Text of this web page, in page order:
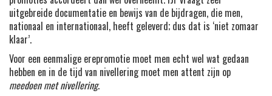
uitgebreide documentatie en bewijs van de bijdragen, die men,
nationaal en internationaal, heeft geleverd; dus dat is ‘niet zomaar
klaar’.
Voor een eenmalige erepromotie moet men echt wel wat gedaan
hebben en in de tijd van nivellering moet men attent zijn op
meedoen met nivellering.